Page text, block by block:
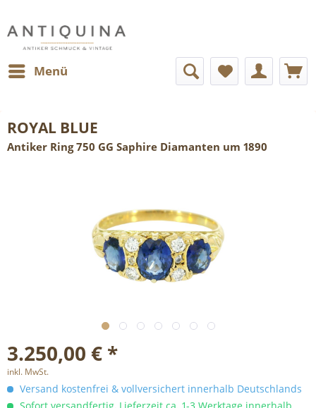
Menü
ROYAL BLUE
Antiker Ring 750 GG Saphire Diamanten um 1890
3.250,00 € *
inkl. MwSt.
Versand kostenfrei & vollversichert innerhalb Deutschlands